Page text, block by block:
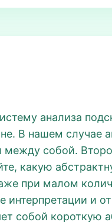
анализа
В нашем случае
собой.
какую
при малом
и
собой короткую